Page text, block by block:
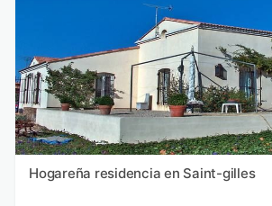
Hogareña residencia en Saint-gilles